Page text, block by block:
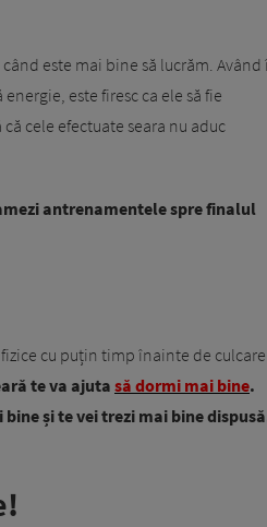
este mai bine să lucrăm. Având
este firesc ca ele să fie
cele efectuate seara nu aduc
antrenamentele spre finalul
cu puțin timp înainte de culcare
te va ajuta să dormi mai bine.
și te vei trezi mai bine